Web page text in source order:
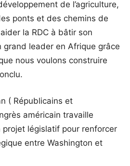
de l’agriculture,
ponts et des chemins de
la RDC à bâtir son
grand leader en Afrique grâce
nous voulons construire
( Républicains et
américain travaille
législatif pour renforcer
entre Washington et